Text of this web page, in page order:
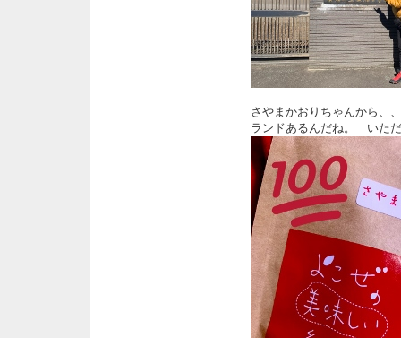
さやまかおりちゃんから
ランドあるんだね。 いた